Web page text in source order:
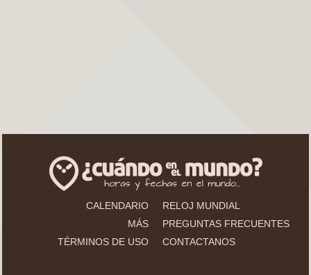
CALENDARIO
RELOJ MUNDIAL
MÁS
PREGUNTAS FRECUENTES
TÉRMINOS DE USO
CONTACTANOS